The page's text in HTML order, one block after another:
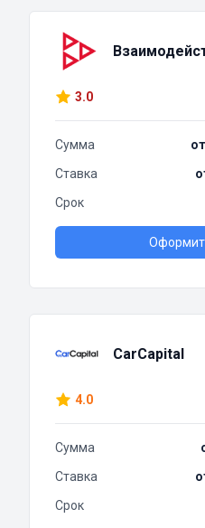
3.0
Сумма
Ставка
Срок
CarCapital
4.0
Сумма
Ставка
Срок